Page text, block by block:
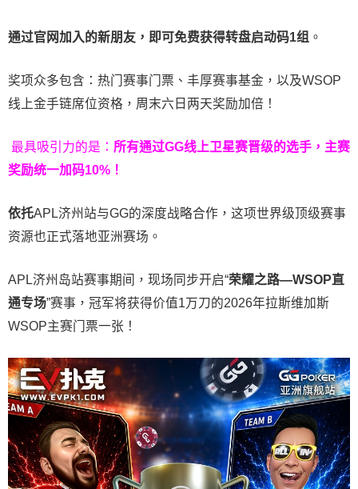
通过官网加入的新朋友，即可免费获得转盘启动码1组 。
奖项众多包含：热门赛事门票、丰厚赛事基金，以及WSOP
线上金手链席位资格， 周末六日两天奖励加倍！
最具吸引力的是： 所有通过GG线上卫星赛晋级的选手，主赛
奖励统一加码10% ！
依托APL济州站与GG的深度战略合作，这项世界级顶级赛事
资源也正式落地亚洲赛场。
APL济州岛站赛事期间，现场同步开启“荣耀之路—WSOP直
通专场”赛事，冠军将获得价值1万刀的2026年拉斯维加斯
WSOP主赛门票一张！